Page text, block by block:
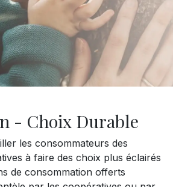
- Choix Durable
les consommateurs des
à faire des choix plus éclairés
de consommation offerts